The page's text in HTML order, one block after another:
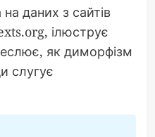
даних з сайтів
ілюструє
як диморфізм
слугує